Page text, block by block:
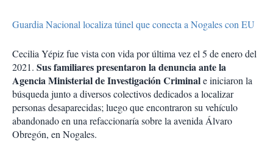
Guardia Nacional localiza túnel que conecta a Nogales con EU
Cecilia Yépiz fue vista con vida por última vez el 5 de enero del
2021. Sus familiares presentaron la denuncia ante la
Agencia Ministerial de Investigación Criminale iniciaron la
búsqueda junto a diversos colectivos dedicados a localizar
personas desaparecidas; luego que encontraron su vehículo
abandonado en una refaccionaría sobre la avenida Álvaro
Obregón, en Nogales.